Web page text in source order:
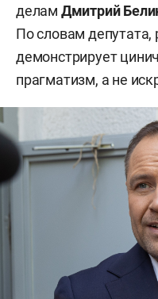
делам Дмитрий
По словам депутата,
демонстрирует
прагматизм, а не